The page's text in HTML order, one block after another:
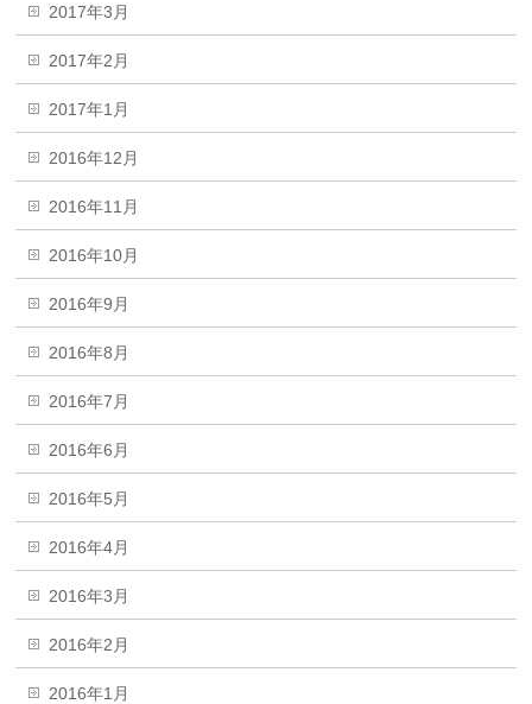
2017年3月
2017年2月
2017年1月
2016年12月
2016年11月
2016年10月
2016年9月
2016年8月
2016年7月
2016年6月
2016年5月
2016年4月
2016年3月
2016年2月
2016年1月